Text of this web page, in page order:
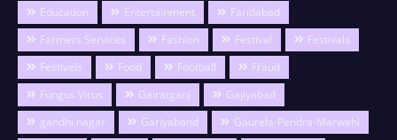
Education
Entertainment
Faridabad
Farmers Services
Fashion Festival
Festivals
Festivels
Food Football
Fraud
Fungus Virus
Gairatganj
Gajiyabad
gandhi nagar
Gariyaband
Gaurela-Pendra-Marwahi